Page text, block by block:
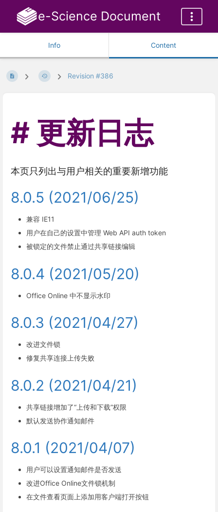
e-Science Document
Info Content
Revision #386
更新日志
本页只列出与用户相关的重要新增功能
8.0.5 (2021/06/25)
兼容 IE11
用户在自己的设置中管理 Web API auth token
被锁定的文件禁止通过共享链接编辑
8.0.4 (2021/05/20)
Office Online 中不显示水印
8.0.3 (2021/04/27)
改进文件锁
修复共享连接上传失败
8.0.2 (2021/04/21)
共享链接增加了“上传和下载”权限
默认发送协作通知邮件
8.0.1 (2021/04/07)
用户可以设置通知邮件是否发送
改进Office Online文件锁机制
在文件查看页面上添加用客户端打开按钮